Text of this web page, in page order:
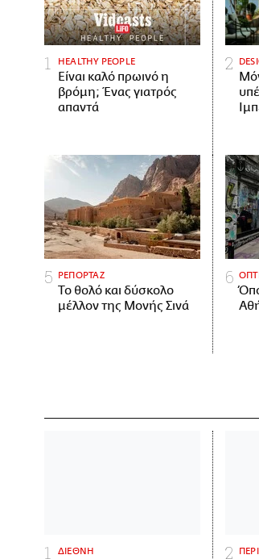
HEALTHY PEOPLE
Είναι καλό πρωινό η
βρόμη; Ένας γιατρός
απαντά
ΡΕΠΟΡΤΑΖ
Το θολό και δύσκολο
μέλλον της Μονής Σινά
ΔΙΕΘΝΗ